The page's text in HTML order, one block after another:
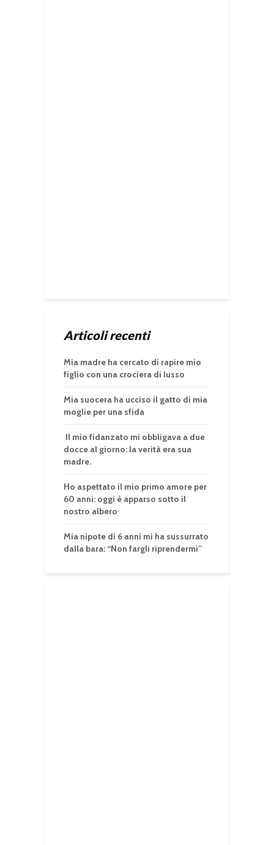
Articoli recenti
Mia madre ha cercato di rapire mio
figlio con una crociera di lusso
Mia suocera ha ucciso il gatto di mia
moglie per una sfida
Il mio fidanzato mi obbligava a due
docce al giorno: la verità era sua
madre.
Ho aspettato il mio primo amore per
60 anni: oggi è apparso sotto il
nostro albero
Mia nipote di 6 anni mi ha sussurrato
dalla bara: “Non fargli riprendermi”